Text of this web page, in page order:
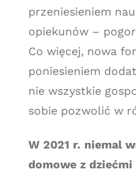
przeniesieniem
opiekunów –
Co więcej, nowa
poniesieniem
nie wszystkie
sobie pozwolić w
W 2021 r. niemal
domowe z dziećmi